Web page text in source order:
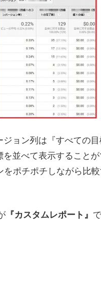
ョン列は『すべての
並べて表示することが
をポチポチしながら比
『カスタムレポート』